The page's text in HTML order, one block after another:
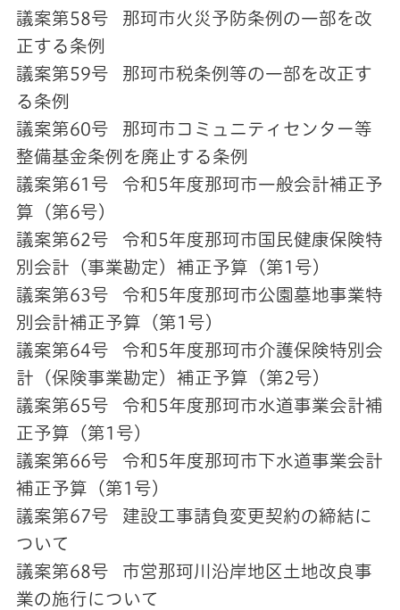
議案第58号 那珂市火災予防条例の一部を改
正する条例
議案第59号 那珂市税条例等の一部を改正す
る条例
議案第60号 那珂市コミュニティセンター等
整備基金条例を廃止する条例
議案第61号 令和5年度那珂市一般会計補正予
算（第6号）
議案第62号 令和5年度那珂市国民健康保険特
別会計（事業勘定）補正予算（第1号）
議案第63号 令和5年度那珂市公園墓地事業特
別会計補正予算（第1号）
議案第64号 令和5年度那珂市介護保険特別会
計（保険事業勘定）補正予算（第2号）
議案第65号 令和5年度那珂市水道事業会計補
正予算（第1号）
議案第66号 令和5年度那珂市下水道事業会計
補正予算（第1号）
議案第67号 建設工事請負変更契約の締結に
ついて
議案第68号 市営那珂川沿岸地区土地改良事
業の施行について